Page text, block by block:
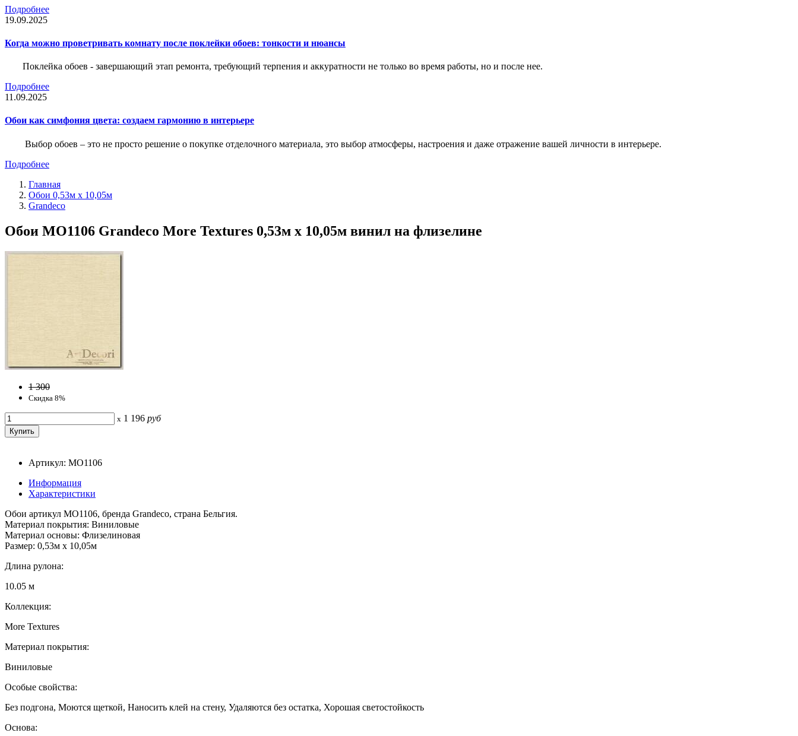
Подробнее
19.09.2025
Когда можно проветривать комнату после поклейки обоев: тонкости и нюансы
Поклейка обоев - завершающий этап ремонта, требующий терпения и аккуратности не только во время работы, но и после нее.
Подробнее
11.09.2025
Обои как симфония цвета: создаем гармонию в интерьере
Выбор обоев – это не просто решение о покупке отделочного материала, это выбор атмосферы, настроения и даже отражение вашей личности в интерьере.
Подробнее
Главная
Обои 0,53м x 10,05м
Grandeco
Обои MO1106 Grandeco More Textures 0,53м x 10,05м винил на флизелине
1 300
Скидка 8%
x 1 196 руб
Артикул: MO1106
Информация
Характеристики
Обои артикул MO1106, бренда Grandeco, страна Бельгия.
Материал покрытия: Виниловые
Материал основы: Флизелиновая
Размер: 0,53м x 10,05м
Длина рулона:
10.05 м
Коллекция:
More Textures
Материал покрытия:
Виниловые
Особые свойства:
Без подгона, Моются щеткой, Наносить клей на стену, Удаляются без остатка, Хорошая светостойкость
Основа: